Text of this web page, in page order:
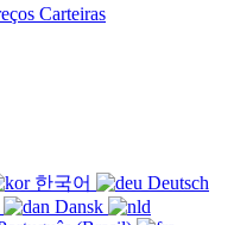
Carteiras
한국어
Deutsch
Dansk